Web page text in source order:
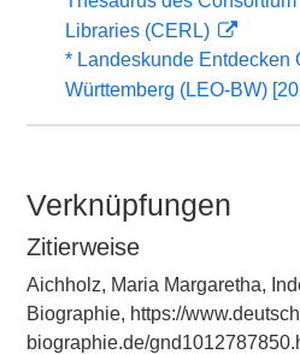
Libraries (CERL)
* Landeskunde Entdecken
Württemberg (LEO-BW)
Verknüpfungen
Zitierweise
Aichholz, Maria Margaretha,
Biographie, https://
biographie.de/